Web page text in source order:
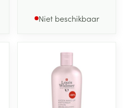
Niet beschikbaar